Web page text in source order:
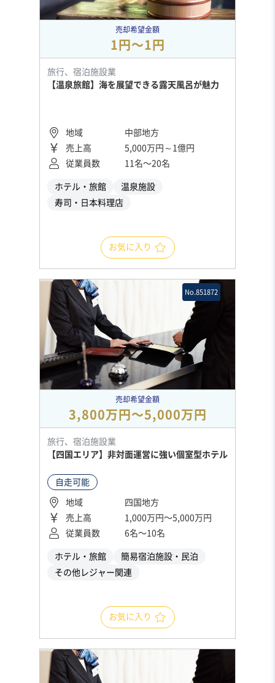
売却希望金額
1円〜1円
旅行、宿泊施設業
【温泉旅館】海を展望できる露天風呂が魅力
地域
中部地方
売上高
5,000万円～1億円
従業員数
11名〜20名
ホテル・旅館
温泉施設
寿司・日本料理店
お気に入り
No.851872
売却希望金額
3,800万円〜5,000万円
旅行、宿泊施設業
【四国エリア】非対面運営に強い個室型ホテル
自走可能
地域
四国地方
売上高
1,000万円〜5,000万円
従業員数
6名〜10名
ホテル・旅館
簡易宿泊施設・民泊
その他レジャー関連
お気に入り